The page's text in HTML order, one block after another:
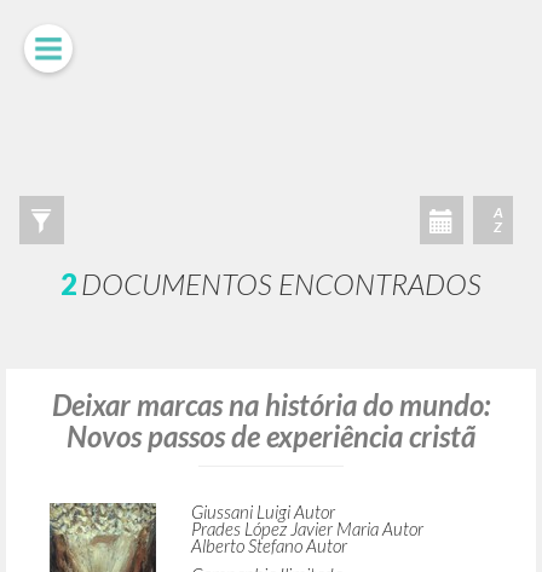
BÚSQUEDA AVANZADA »
2DOCUMENTOS ENCONTRADOS
Deixar marcas na história do mundo:
Novos passos de experiência cristã